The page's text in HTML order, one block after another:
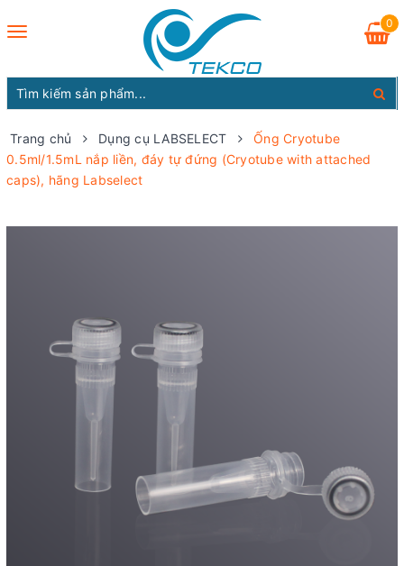
Toggle
0
Trang chủ Dụng cụ LABSELECT
Ống Cryotube
0.5ml/1.5mL nắp liền, đáy tự đứng (Cryotube with attached
caps), hãng Labselect